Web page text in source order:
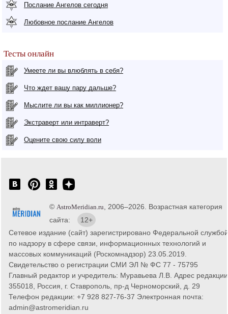
Послание Ангелов сегодня
Любовное послание Ангелов
Тесты онлайн
Умеете ли вы влюблять в себя?
Что ждет вашу пару дальше?
Мыслите ли вы как миллионер?
Экстраверт или интраверт?
Оцените свою силу воли
© AstroMeridian.ru , 2006–2026. Возрастная категория
сайта:
12+
Сетевое издание (сайт) зарегистрировано Федеральной службой
по надзору в сфере связи, информационных технологий и
массовых коммуникаций (Роскомнадзор) 23.05.2019.
Свидетельство о регистрации СМИ ЭЛ № ФС 77 - 75795
Главный редактор и учредитель: Муравьева Л.В. Адрес
355018, Россия, г. Ставрополь, пр-д Черноморский, д. 29
Телефон редакции: +7 928 827-76-37 Электронная почта:
admin@astromeridian.ru